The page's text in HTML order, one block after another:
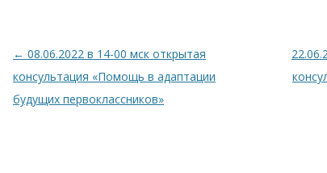
Навигация
по
записям
← 08.06.2022 в 14-00 мск открытая
консультация «Помощь в адаптации
будущих первоклассников»